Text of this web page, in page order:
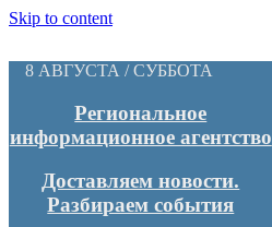
Skip to content
8 АВГУСТА / СУББОТА
Региональное
информационное агентство
Доставляем новости.
Разбираем события